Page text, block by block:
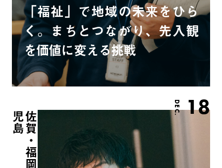
「福祉」で地域の未来をひら
く。まちとつながり、先入観
を価値に変える挑戦
DEC. 18
島